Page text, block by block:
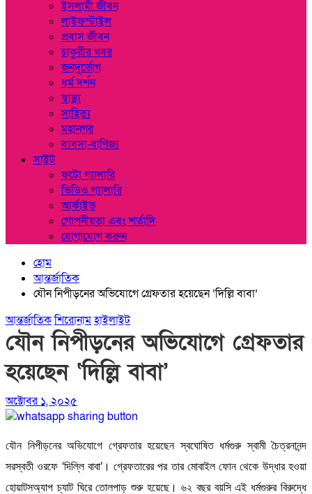
ইসলামী জীবন
লাইফস্টাইল
প্রবাস জীবন
চাকুরীর খবর
জনদূর্ভোগ
ধর্ম দর্শন
স্বাস্থ্য
সাহিত্য
মহানগর
ব্যবসা-বাণিজ্য
সাইট
ফটো গ্যালারি
ভিডিও গ্যালারি
আর্কাইভ
গোপনীয়তা এবং শর্তাদি
যোগাযোগ করুন
হোম
আন্তর্জাতিক
যৌন নিপীড়নের অভিযোগে গ্রেফতার হয়েছেন ‘দিল্লি বাবা’
আন্তর্জাতিকশিরোনামহাইলাইট
যৌন নিপীড়নের অভিযোগে গ্রেফতার
হয়েছেন ‘দিল্লি বাবা’
অক্টোবর ১, ২০২৫
যৌন নিপীড়নের অভিযোগে গ্রেফতার হয়েছেন স্বঘোষিত ধর্মগুরু স্বামী চৈত্রনানন্দ
সরস্বতী ওরফে ‘দিল্লি বাবা’। গ্রেফতারের পর তার মোবাইল ফোন থেকে উদ্ধার হওয়া
হোয়াটসঅ্যাপ চ্যাট ঘিরে তোলপাড় শুরু হয়েছে। ৬২ বছর বয়সি এই ধর্মগুরুর বিরুদ্ধে